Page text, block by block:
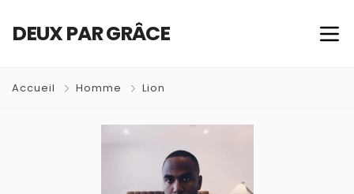
DEUX PAR GRÂCE
Accueil Homme Lion